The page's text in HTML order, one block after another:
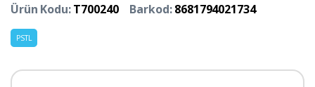
Ürün Kodu:T700240 Barkod:8681794021734
PSTL